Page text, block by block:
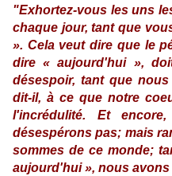
"Exhortez-vous les uns
chaque jour, tant que
». Cela veut dire que le
dire « aujourd'hui »,
désespoir, tant que
dit-il, à ce que notre
l'incrédulité. Et
désespérons pas; mais
sommes de ce monde;
aujourd'hui », nous